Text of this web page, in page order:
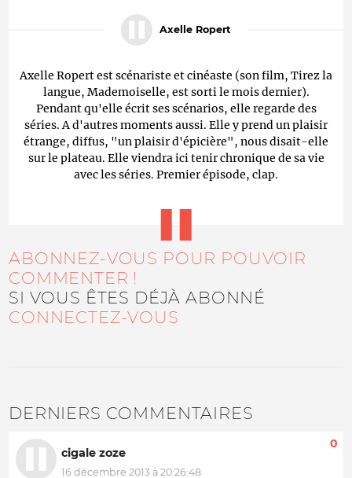
Axelle Ropert
Axelle Ropert est scénariste et cinéaste (son film, Tirez la
langue, Mademoiselle, est sorti le mois dernier).
Pendant qu'elle écrit ses scénarios, elle regarde des
séries. A d'autres moments aussi. Elle y prend un plaisir
étrange, diffus, "un plaisir d'épicière", nous disait-elle
sur le plateau. Elle viendra ici tenir chronique de sa vie
avec les séries. Premier épisode, clap.
ABONNEZ-VOUS POUR POUVOIR
COMMENTER !
SI VOUS ÊTES DÉJÀ ABONNÉ
CONNECTEZ-VOUS
DERNIERS COMMENTAIRES
cigale zoze
16 décembre 2013 à 20:26:48
0